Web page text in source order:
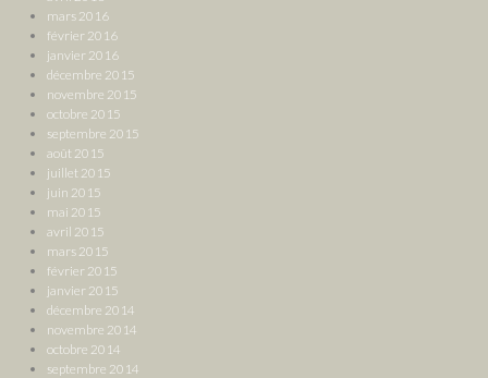
mars 2016
février 2016
janvier 2016
décembre 2015
novembre 2015
octobre 2015
septembre 2015
août 2015
juillet 2015
juin 2015
mai 2015
avril 2015
mars 2015
février 2015
janvier 2015
décembre 2014
novembre 2014
octobre 2014
septembre 2014